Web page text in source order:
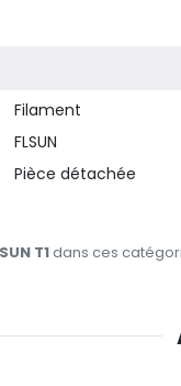
Filament
FLSUN
Pièce détachée
T1dans ces